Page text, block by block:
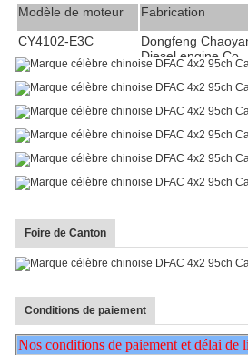
Modèle de moteur Fabrication
CY4102-E3C
Dongfeng
Diesel engine Co.,
Foire de Canton
Conditions de paiement
Nos conditions de paiement et délai de